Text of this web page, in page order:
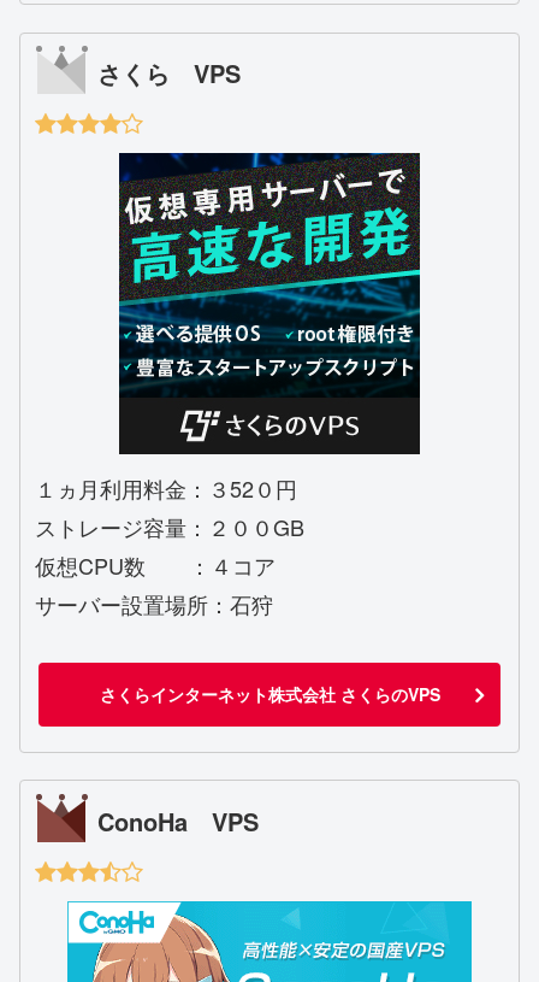
さくら VPS
１ヵ月利用料金：３52０円
ストレージ容量：２００GB
仮想CPU数 ：４コア
サーバー設置場所：石狩
さくらインターネット株式会社 さくらのVPS
ConoHa VPS